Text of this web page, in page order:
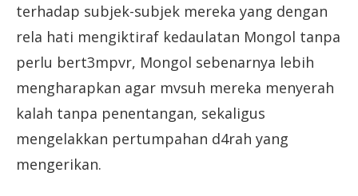
terhadap subjek-subjek mereka yang dengan
rela hati mengiktiraf kedaulatan Mongol tanpa
perlu bert3mpvr, Mongol sebenarnya lebih
mengharapkan agar mvsuh mereka menyerah
kalah tanpa penentangan, sekaligus
mengelakkan pertumpahan d4rah yang
mengerikan.